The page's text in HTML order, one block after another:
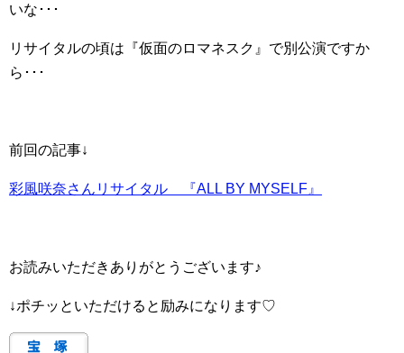
いな･･･
リサイタルの頃は『仮面のロマネスク』で別公演ですか
ら･･･
前回の記事↓
彩風咲奈さんリサイタル 『ALL BY MYSELF』
お読みいただきありがとうございます♪
↓ポチッといただけると励みになります♡